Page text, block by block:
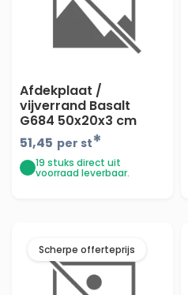
Afdekplaat /
vijverrand Basalt
G684 50x20x3 cm
Hoek met facet
51,45 per st*
19 stuks direct uit
voorraad leverbaar.
Scherpe offerteprijs